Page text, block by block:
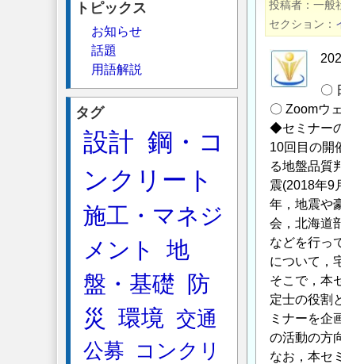
質
セ
ミ
ー
(2/16
開
催)
の
申
込
締
め
切
り
日
投稿者 一般
セクション
〇
〇 Zoomウ
◆セミナー
10回目の開
る地盤品質
震(2018年9
年，地震や
会，北海道
などを行っ
について，
そこで，本
定士の役割
ミナーを企
の活動の方
なお，本セ
トピックス
お知らせ
話題
用語解説
タグ
設計 鋼・コ
ンクリート
施工・マネジ
メント
地
盤・基礎
防
災
環境 交通
公募
コンクリ